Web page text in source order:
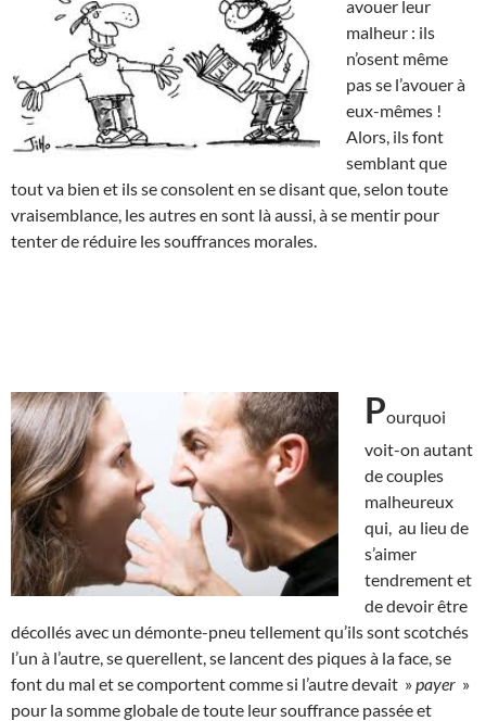
avouer leur
malheur : ils
n’osent même
pas se l’avouer à
eux-mêmes !
Alors, ils font
semblant que
tout va bien et ils se consolent en se disant que, selon toute
vraisemblance, les autres en sont là aussi, à se mentir pour
tenter de réduire les souffrances morales.
Pourquoi
voit-on autant
de couples
malheureux
qui, au lieu de
s’aimer
tendrement et
de devoir être
décollés avec un démonte-pneu tellement qu’ils sont scotchés
l’un à l’autre, se querellent, se lancent des piques à la face, se
font du mal et se comportent comme si l’autre devait »payer »
pour la somme globale de toute leur souffrance passée et